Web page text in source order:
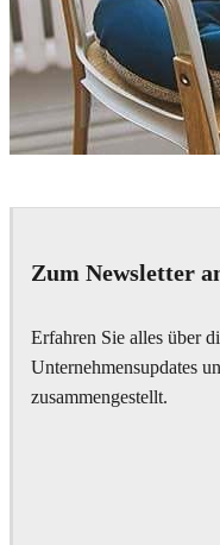
Zum Newsletter
Erfahren Sie alles über
Unternehmensupdates
zusammengestellt.